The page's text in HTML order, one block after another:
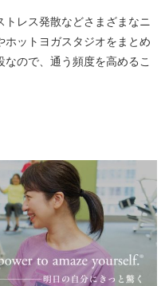
トレス発散などさまざまなニ
ホットヨガスタジオをまとめ
ので、通う頻度を高めるこ